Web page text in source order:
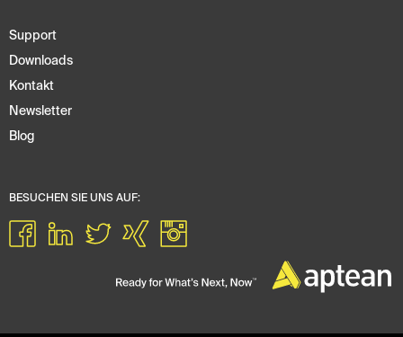
Support
Downloads
Kontakt
Newsletter
Blog
BESUCHEN SIE UNS AUF: